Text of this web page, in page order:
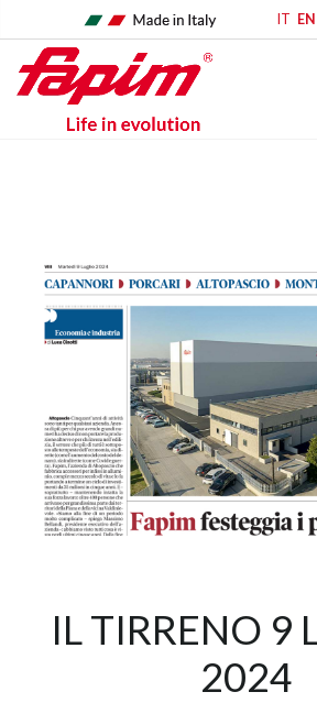
IT EN
IL TIRRENO 9
2024